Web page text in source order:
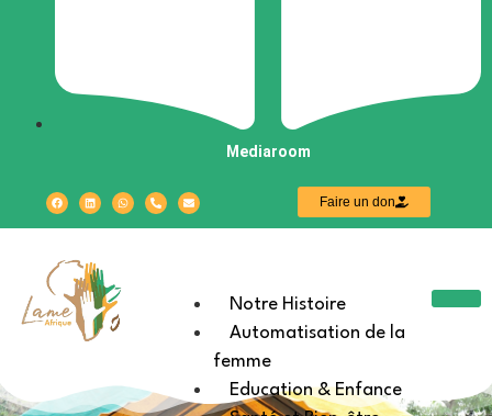
Mediaroom
Faire un don
Notre Histoire
Automatisation de la
femme
Education & Enfance